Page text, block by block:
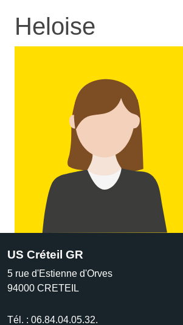
Heloise
US Créteil GR
5 rue d'Estienne d'Orves
94000 CRETEIL
Tél. : 06.84.04.05.32.